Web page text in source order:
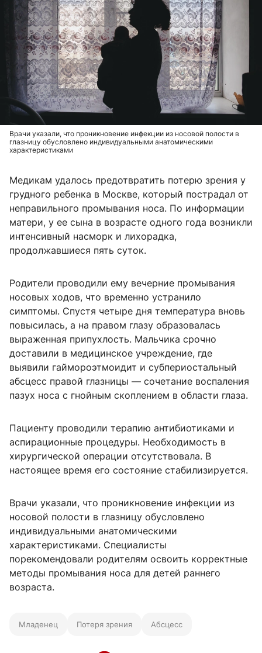
Врачи указали, что проникновение инфекции из носовой полости в
глазницу обусловлено индивидуальными анатомическими
характеристиками
Медикам удалось предотвратить потерю зрения у
грудного ребенка в Москве, который пострадал от
неправильного промывания носа. По информации
матери, у ее сына в возрасте одного года возникли
интенсивный насморк и лихорадка,
продолжавшиеся пять суток.
Родители проводили ему вечерние промывания
носовых ходов, что временно устранило
симптомы. Спустя четыре дня температура вновь
повысилась, а на правом глазу образовалась
выраженная припухлость. Мальчика срочно
доставили в медицинское учреждение, где
выявили гаймороэтмоидит и субпериостальный
абсцесс правой глазницы — сочетание воспаления
пазух носа с гнойным скоплением в области глаза.
Пациенту проводили терапию антибиотиками и
аспирационные процедуры. Необходимость в
хирургической операции отсутствовала. В
настоящее время его состояние стабилизируется.
Врачи указали, что проникновение инфекции из
носовой полости в глазницу обусловлено
индивидуальными анатомическими
характеристиками. Специалисты
порекомендовали родителям освоить корректные
методы промывания носа для детей раннего
возраста.
Младенец Потеря зрения Абсцесс